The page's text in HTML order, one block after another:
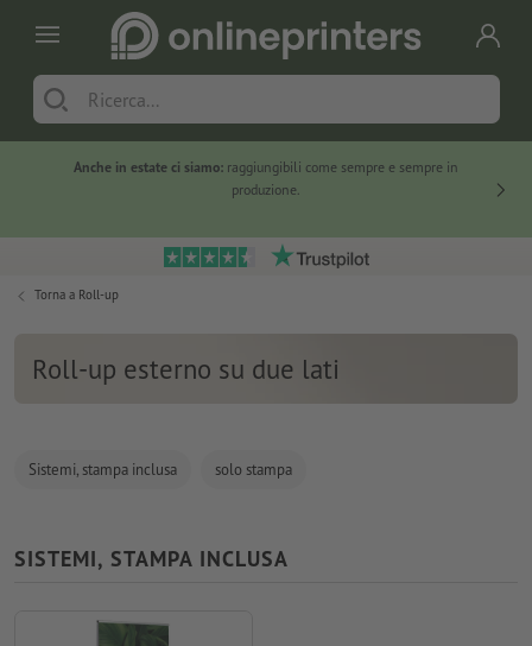
Anche in estate ci siamo: raggiungibili come sempre e sempre in
produzione.
Torna a Roll-up
Roll-up esterno su due lati
Sistemi, stampa inclusa solo stampa
SISTEMI, STAMPA INCLUSA